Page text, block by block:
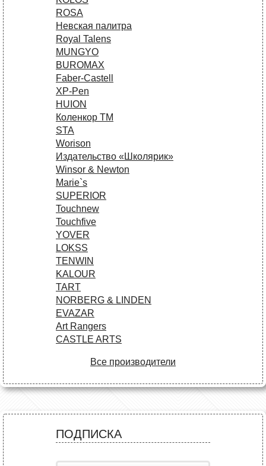
ROSA
Невская палитра
Royal Talens
MUNGYO
BUROMAX
Faber-Castell
XP-Pen
HUION
Коленкор ТМ
STA
Worison
Издательство «Школярик»
Winsor & Newton
Marie`s
SUPERIOR
Touchnew
Touchfive
YOVER
LOKSS
TENWIN
KALOUR
TART
NORBERG & LINDEN
EVAZAR
Art Rangers
CASTLE ARTS
Все производители
ПОДПИСКА